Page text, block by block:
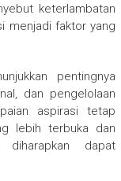
keterlambatan
menjadi faktor yang
pentingnya
dan pengelolaan
aspirasi tetap
lebih terbuka dan
dapat